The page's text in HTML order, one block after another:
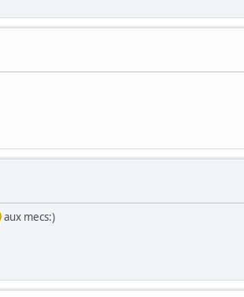
aux mecs:)